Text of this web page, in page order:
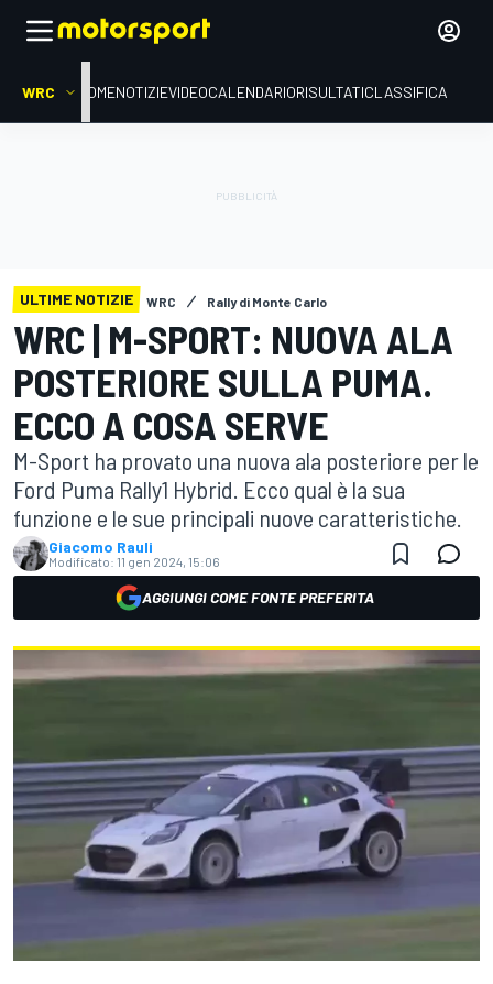
WRC HOMENOTIZIEVIDEOCALENDARIORISULTATICLASSIFICA
ULTIME NOTIZIE WRC Rally di Monte Carlo
WRC | M-SPORT: NUOVA ALA
POSTERIORE SULLA PUMA.
ECCO A COSA SERVE
M-Sport ha provato una nuova ala posteriore per le
Ford Puma Rally1 Hybrid. Ecco qual è la sua
funzione e le sue principali nuove caratteristiche.
Giacomo Rauli
Modificato: 11 gen 2024, 15:06
AGGIUNGI COME FONTE PREFERITA